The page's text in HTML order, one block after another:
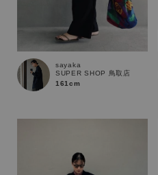
ブランドsayaka
SUPER SHOP 鳥取店
161cm